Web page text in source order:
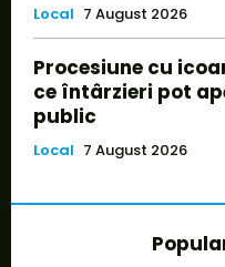
Local 7 August 2026
Procesiune cu
ce întârzieri pot
public
Local 7 August 2026